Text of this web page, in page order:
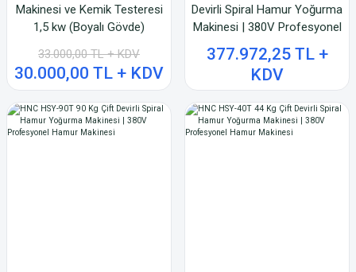
Makinesi ve Kemik Testeresi
1,5 kw (Boyalı Gövde)
33.000,00 TL + KDV
30.000,00 TL + KDV
Devirli Spiral Hamur Yoğurma
Makinesi | 380V Profesyonel
Hamur Makinesi
377.972,25 TL +
KDV